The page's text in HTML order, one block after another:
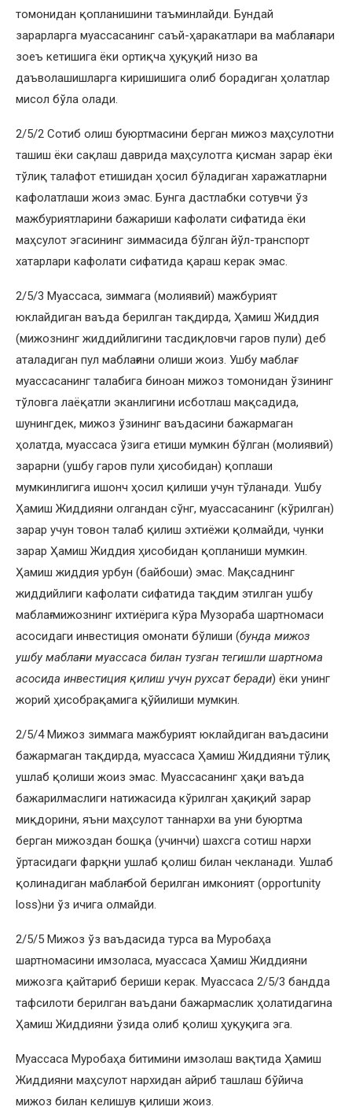
томонидан қопланишини таъминлайди. Бундай
зарарларга муассасанинг саъй-ҳаракатлари ва маблағлари
зоеъ кетишига ёки ортиқча ҳуқуқий низо ва
даъволашишларга киришишига олиб борадиган ҳолатлар
мисол бўла олади.
2/5/2 Сотиб олиш буюртмасини берган мижоз маҳсулотни
ташиш ёки сақлаш даврида маҳсулотга қисман зарар ёки
тўлиқ талафот етишидан ҳосил бўладиган харажатларни
кафолатлаши жоиз эмас. Бунга дастлабки сотувчи ўз
мажбуриятларини бажариши кафолати сифатида ёки
маҳсулот эгасининг зиммасида бўлган йўл-транспорт
хатарлари кафолати сифатида қараш керак эмас.
2/5/3 Муассаса, зиммага (молиявий) мажбурият
юклайдиган ваъда берилган тақдирда, Ҳамиш Жиддия
(мижознинг жиддийлигини тасдиқловчи гаров пули) деб
аталадиган пул маблағини олиши жоиз. Ушбу маблағ
муассасанинг талабига биноан мижоз томонидан ўзининг
тўловга лаёқатли эканлигини исботлаш мақсадида,
шунингдек, мижоз ўзининг ваъдасини бажармаган
ҳолатда, муассаса ўзига етиши мумкин бўлган (молиявий)
зарарни (ушбу гаров пули ҳисобидан) қоплаши
мумкинлигига ишонч ҳосил қилиши учун тўланади. Ушбу
Ҳамиш Жиддияни олгандан сўнг, муассасанинг (кўрилган)
зарар учун товон талаб қилиш эхтиёжи қолмайди, чунки
зарар Ҳамиш Жиддия ҳисобидан қопланиши мумкин.
Ҳамиш жиддия урбун (байбоши) эмас. Мақсаднинг
жиддийлиги кафолати сифатида тақдим этилган ушбу
маблағ мижознинг ихтиёрига кўра Музораба шартномаси
асосидаги инвестиция омонати бўлиши (бунда мижоз
ушбу маблағни муассаса билан тузган тегишли шартнома
асосида инвестиция қилиш учун рухсат беради) ёки унинг
жорий ҳисобрақамига қўйилиши мумкин.
2/5/4 Мижоз зиммага мажбурият юклайдиган ваъдасини
бажармаган тақдирда, муассаса Ҳамиш Жиддияни тўлиқ
ушлаб қолиши жоиз эмас. Муассасанинг ҳақи ваъда
бажарилмаслиги натижасида кўрилган ҳақиқий зарар
миқдорини, яъни маҳсулот таннархи ва уни буюртма
берган мижоздан бошқа (учинчи) шахсга сотиш нархи
ўртасидаги фарқни ушлаб қолиш билан чекланади. Ушлаб
қолинадиган маблағ бой берилган имконият (opportunity
loss)ни ўз ичига олмайди.
2/5/5 Мижоз ўз ваъдасида турса ва Муробаҳа
шартномасини имзоласа, муассаса Ҳамиш Жиддияни
мижозга қайтариб бериши керак. Муассаса 2/5/3 бандда
тафсилоти берилган ваъдани бажармаслик ҳолатидагина
Ҳамиш Жиддияни ўзида олиб қолиш ҳуқуқига эга.
Муассаса Муробаҳа битимини имзолаш вақтида Ҳамиш
Жиддияни маҳсулот нархидан айриб ташлаш бўйича
мижоз билан келишув қилиши жоиз.